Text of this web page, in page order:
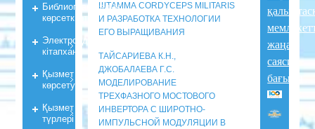
ШТАММА CORDYCEPS MILITARIS
И РАЗРАБОТКА ТЕХНОЛОГИИ
ЕГО ВЫРАЩИВАНИЯ
ТАЙСАРИЕВА К.Н.,
ДЖОБАЛАЕВА Г.С.
МОДЕЛИРОВАНИЕ
ТРЕХФАЗНОГО МОСТОВОГО
ИНВЕРТОРА С ШИРОТНО-
ИМПУЛЬСНОЙ МОДУЛЯЦИИ В
жаңа
саяси
бағыты
Библиографиялық
көрсеткiштер
Электрондық
кiтапхана
Қызмет
көрсету
Қызмет
түрлері